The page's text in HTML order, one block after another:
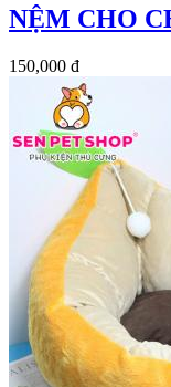
NỆM CHO
150,000 đ